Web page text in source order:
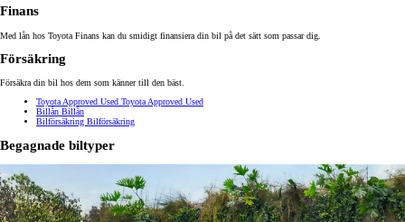
Finans
Med lån hos Toyota Finans kan du smidigt finansiera din bil på det sätt som passar dig.
Försäkring
Försäkra din bil hos dem som känner till den bäst.
Toyota Approved Used Toyota Approved Used
Billån Billån
Bilförsäkring Bilförsäkring
Begagnade biltyper